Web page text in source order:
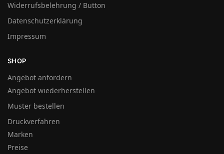
Widerrufsbelehrung / Button
Datenschutzerklärung
Impressum
SHOP
Angebot anfordern
Angebot wiederherstellen
Muster bestellen
Druckverfahren
Marken
Preise